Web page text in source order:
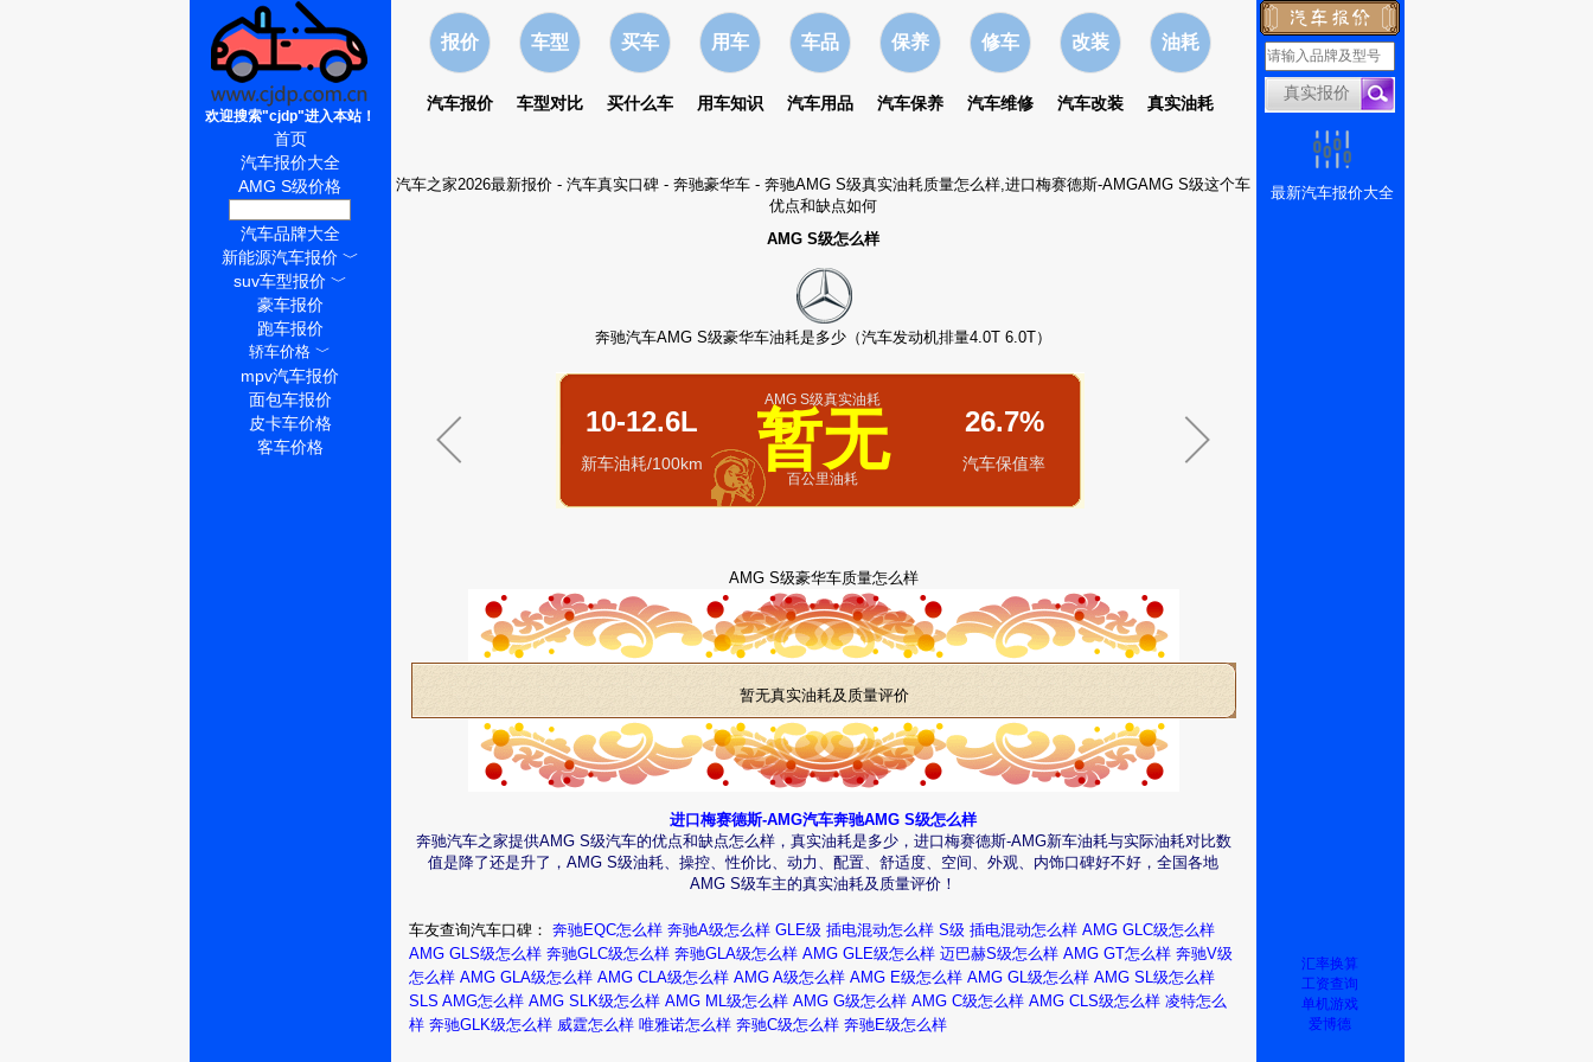
报价
汽车报价
车型
车型对比
买车
买什么车
用车
用车知识
车品
汽车用品
保养
汽车保养
修车
汽车维修
改装
汽车改装
油耗
真实油耗
汽车之家2026最新报价 - 汽车真实口碑 - 奔驰豪华车 - 奔驰AMG S级真实油耗质量怎么样,进口梅赛德斯-AMGAMG S级这个车
优点和缺点如何
AMG S级怎么样
奔驰汽车AMG S级豪华车油耗是多少（汽车发动机排量4.0T 6.0T）
10-12.6L
新车油耗/100km
AMG S级真实油耗
暂无
百公里油耗
26.7%
汽车保值率
AMG S级豪华车质量怎么样
暂无真实油耗及质量评价
进口梅赛德斯-AMG汽车奔驰AMG S级怎么样
奔驰汽车之家提供AMG S级汽车的优点和缺点怎么样，真实油耗是多少，进口梅赛德斯-AMG新车油耗与实际油耗对比数
值是降了还是升了，AMG S级油耗、操控、性价比、动力、配置、舒适度、空间、外观、内饰口碑好不好，全国各地
AMG S级车主的真实油耗及质量评价！
车友查询汽车口碑： 奔驰EQC怎么样 奔驰A级怎么样 GLE级 插电混动怎么样 S级 插电混动怎么样 AMG GLC级怎么样
AMG GLS级怎么样 奔驰GLC级怎么样 奔驰GLA级怎么样 AMG GLE级怎么样 迈巴赫S级怎么样 AMG GT怎么样 奔驰V级
怎么样 AMG GLA级怎么样 AMG CLA级怎么样 AMG A级怎么样 AMG E级怎么样 AMG GL级怎么样 AMG SL级怎么样
SLS AMG怎么样 AMG SLK级怎么样 AMG ML级怎么样 AMG G级怎么样 AMG C级怎么样 AMG CLS级怎么样 凌特怎么
样 奔驰GLK级怎么样 威霆怎么样 唯雅诺怎么样 奔驰C级怎么样 奔驰E级怎么样
欢迎搜索"cjdp"进入本站！
首页
汽车报价大全
AMG S级价格
汽车品牌大全
新能源汽车报价﹀
suv车型报价﹀
豪车报价
跑车报价
轿车价格 ﹀
mpv汽车报价
面包车报价
皮卡车价格
客车价格
最新汽车报价大全
汇率换算
工资查询
单机游戏
爱博德